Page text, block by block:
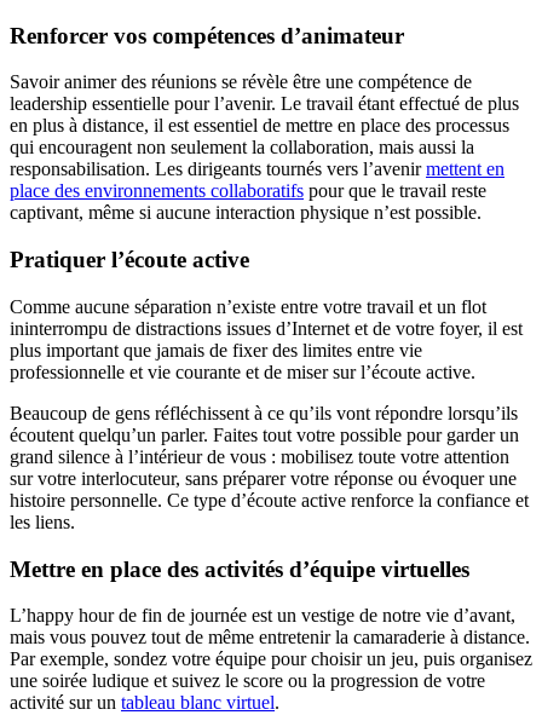
Renforcer vos compétences d’animateur
Savoir animer des réunions se révèle être une compétence de
leadership essentielle pour l’avenir. Le travail étant effectué de plus
en plus à distance, il est essentiel de mettre en place des processus
qui encouragent non seulement la collaboration, mais aussi la
responsabilisation. Les dirigeants tournés vers l’avenirmettent en
place des environnements collaboratifs pour que le travail reste
captivant, même si aucune interaction physique n’est possible.
Pratiquer l’écoute active
Comme aucune séparation n’existe entre votre travail et un flot
ininterrompu de distractions issues d’Internet et de votre foyer, il est
plus important que jamais de fixer des limites entre vie
professionnelle et vie courante et de miser sur l’écoute active.
Beaucoup de gens réfléchissent à ce qu’ils vont répondre lorsqu’ils
écoutent quelqu’un parler. Faites tout votre possible pour garder un
grand silence à l’intérieur de vous : mobilisez toute votre attention
sur votre interlocuteur, sans préparer votre réponse ou évoquer une
histoire personnelle. Ce type d’écoute active renforce la confiance et
les liens.
Mettre en place des activités d’équipe virtuelles
L’happy hour de fin de journée est un vestige de notre vie d’avant,
mais vous pouvez tout de même entretenir la camaraderie à distance.
Par exemple, sondez votre équipe pour choisir un jeu, puis organisez
une soirée ludique et suivez le score ou la progression de votre
activité sur un tableau blanc virtuel.